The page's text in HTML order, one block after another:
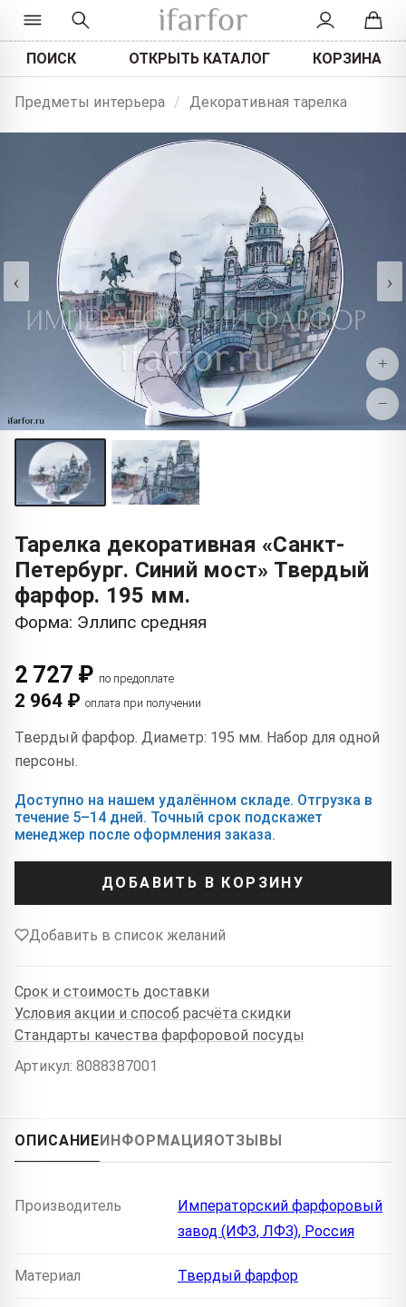
ПОИСК ОТКРЫТЬ КАТАЛОГ КОРЗИНА
Предметы интерьера / Декоративная тарелка
‹ ›
+
−
Тарелка декоративная «Санкт-
Петербург. Синий мост» Твердый
фарфор. 195 мм.
Форма: Эллипс средняя
2 727 ₽ по предоплате
2 964 ₽ оплата при получении
Твердый фарфор. Диаметр: 195 мм. Набор для одной
персоны.
Доступно на нашем удалённом складе. Отгрузка в
течение 5–14 дней. Точный срок подскажет
менеджер после оформления заказа.
ДОБАВИТЬ В КОРЗИНУ
Добавить в список желаний
Срок и стоимость доставки
Условия акции и способ расчёта скидки
Стандарты качества фарфоровой посуды
Артикул: 8088387001
ОПИСАНИЕИНФОРМАЦИЯОТЗЫВЫ
Производитель
Императорский фарфоровый
завод (ИФЗ, ЛФЗ), Россия
Материал Твердый фарфор